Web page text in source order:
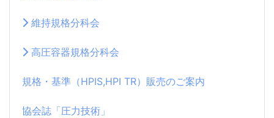
維持規格分科会
高圧容器規格分科会
規格・基準（HPIS,HPI TR）販売のご案内
協会誌「圧力技術」